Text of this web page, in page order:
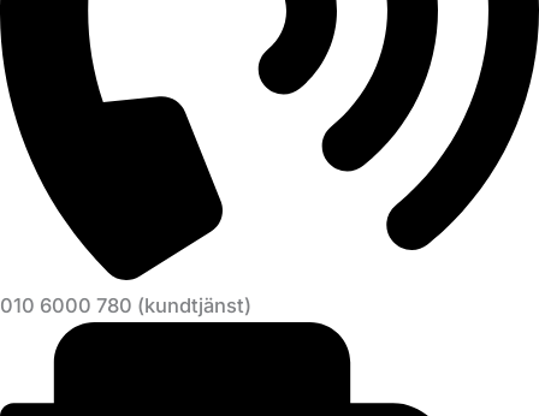
010 6000 780 (kundtjänst)